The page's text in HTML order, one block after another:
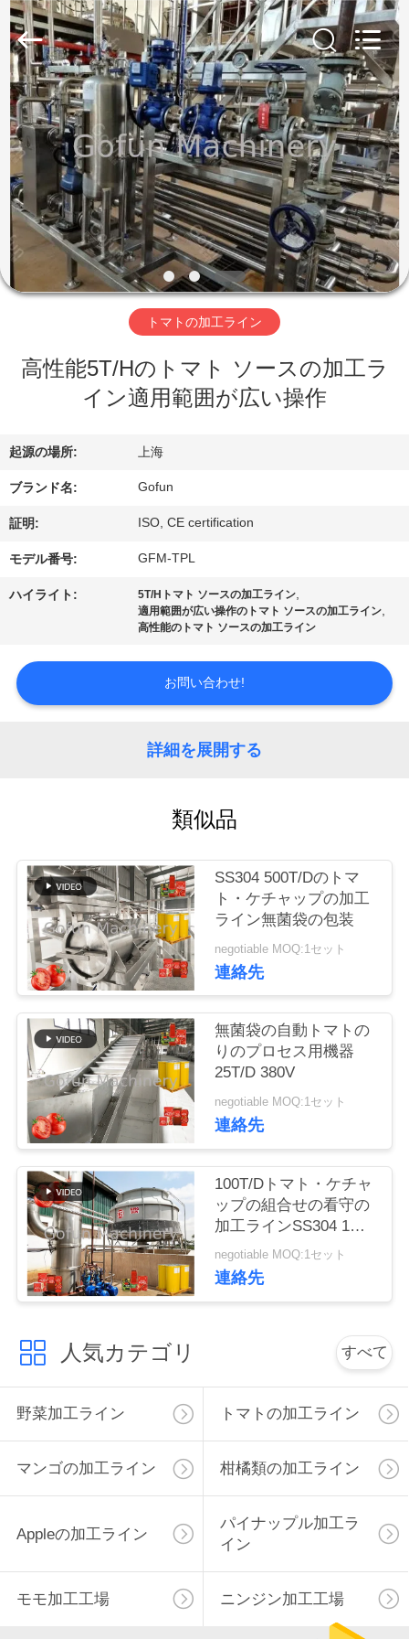
家
プ
ロ
ダ
ク
ビ
オ
私
達
て
旅
管
達
に
連
絡
な
さ
い
2019
2026
Shanghai
Gofun
Machinery
Co.,
Ltd..
Rights
Reserved.
トマトの加工ライン
高性能5T/Hのトマト ソースの加工ラ
イン適用範囲が広い操作
起源の場所: 上海
ブランド名: Gofun
証明: ISO, CE certification
モデル番号: GFM-TPL
ハイライト: 5T/Hトマト ソースの加工ライン,
適用範囲が広い操作のトマト ソースの加工ライン,
高性能のトマト ソースの加工ライン
お問い合わせ!
詳細を展開する
類似品
SS304 500T/Dのトマ
ト・ケチャップの加工
ライン無菌袋の包装
negotiable MOQ:1セット
連絡先
無菌袋の自動トマトの
りのプロセス用機器
25T/D 380V
negotiable MOQ:1セット
連絡先
100T/Dトマト・ケチャ
ップの組合せの看守の
加工ラインSS304 1停
止サービス
negotiable MOQ:1セット
連絡先
人気カテゴリ すべて
野菜加工ライン トマトの加工ライン
マンゴの加工ライン 柑橘類の加工ライン
Appleの加工ライン
パイナップル加工ラ
イン
モモ加工工場 ニンジン加工工場